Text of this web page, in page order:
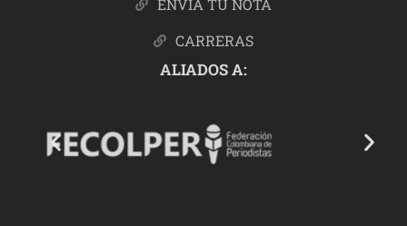
ENVÍA TU NOTA
CARRERAS
ALIADOS A: